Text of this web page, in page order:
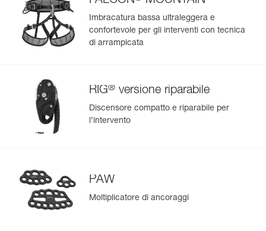
Resiste ai raggi del sole (il colore non sbiadisce), all’olio, ai
grassi e alle alte e basse temperature. Non contiene cloro
(inodore),
- tessuto rinforzato nelle zone meno esposte per un
alle lacerazioni.
Imbracatura bassa ultraleggera e
confortevole per gli interventi con tecnica
di arrampicata
RIG® versione riparabile
Discensore compatto e riparabile per
l’intervento
PAW
Moltiplicatore di ancoraggi